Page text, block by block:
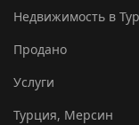
Недвижимость в
Продано
Услуги
Турция, Мерсин